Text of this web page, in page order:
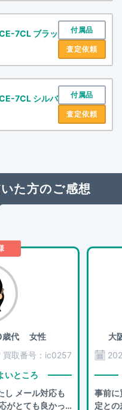
7CL ブラッ
付属品
査定依頼
7CL シルバ
付属品
査定依頼
た方のご感想
代 女性
買取番号： ic0257
いところ
し メール対応も
がとても良かっ
大
事前に
定と